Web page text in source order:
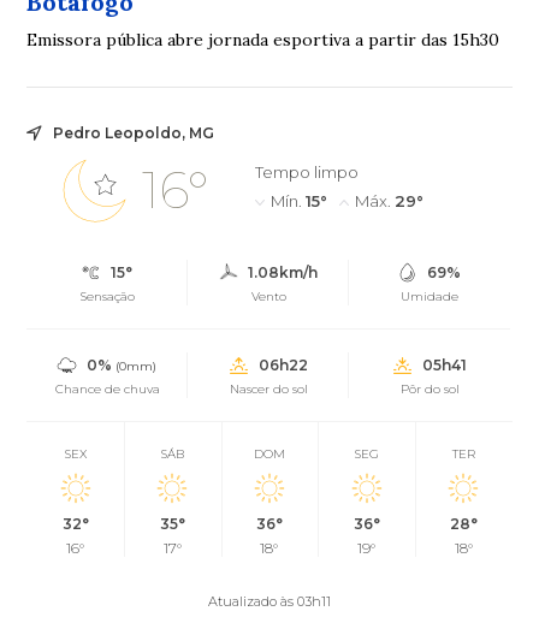
Emissora pública abre jornada esportiva a partir das 15h30
Pedro Leopoldo, MG
16°
Tempo limpo
Mín. 15° Máx. 29°
15°
Sensação
1.08km/h
Vento
69%
Umidade
0% (0mm)
Chance de chuva
06h22
Nascer do sol
05h41
Pôr do sol
SEX
32°
16°
SÁB
35°
17°
DOM
36°
18°
SEG
36°
19°
TER
28°
18°
Atualizado às 03h11